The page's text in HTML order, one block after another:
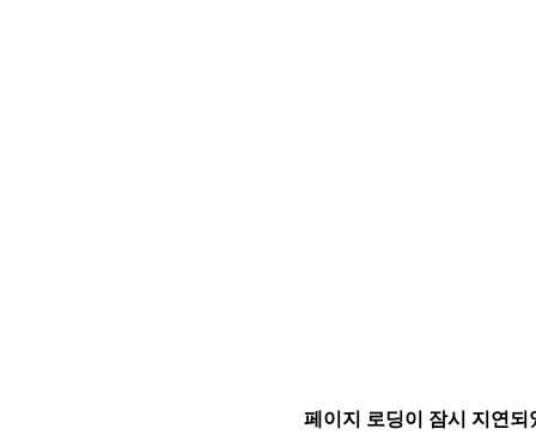
페이지 로딩이 잠시 지연